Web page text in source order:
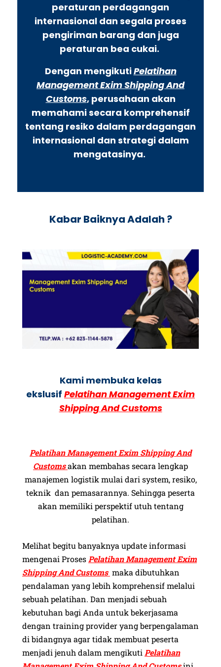
peraturan perdagangan
internasional dan segala proses
pengiriman barang dan juga
peraturan bea cukai.
Dengan mengikutiPelatihan
Management Exim Shipping And
Customs, perusahaan akan
memahami secara komprehensif
tentang resiko dalam perdagangan
internasional dan strategi dalam
mengatasinya.
Kabar Baiknya Adalah ?
Kami membuka kelas
ekslusif Pelatihan Management Exim
Shipping And Customs
Pelatihan Management Exim Shipping And
Customsakan membahas secara lengkap
manajemen logistik mulai dari system, resiko,
teknik dan pemasarannya. Sehingga peserta
akan memiliki perspektif utuh tentang
pelatihan.
Melihat begitu banyaknya update informasi
mengenai ProsesPelatihan Management Exim
Shipping And Customs maka dibutuhkan
pendalaman yang lebih komprehensif melalui
sebuah pelatihan. Dan menjadi sebuah
kebutuhan bagi Anda untuk bekerjasama
dengan training provider yang berpengalaman
di bidangnya agar tidak membuat peserta
menjadi jenuh dalam mengikuti Pelatihan